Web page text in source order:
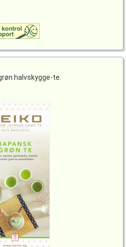
halvskygge-te.